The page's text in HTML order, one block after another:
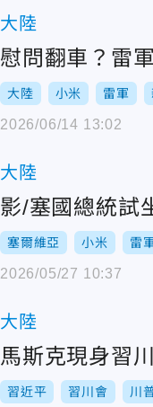
大陸
慰問翻車？雷
大陸 小米 雷軍
2026/06/14 13:02
大陸
影/塞國總統試
塞爾維亞 小米 雷
2026/05/27 10:37
大陸
馬斯克現身習
習近平 習川會 川